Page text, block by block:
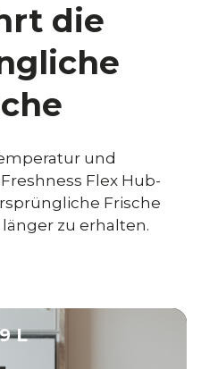
die
und
Flex Hub-
Frische
zu erhalten.
L